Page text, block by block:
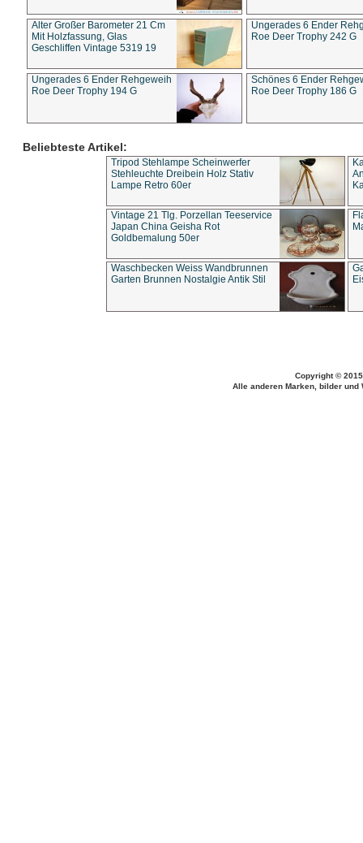
Alter Großer Barometer 21 Cm
Mit Holzfassung, Glas
Geschliffen Vintage 5319 19
Ungerades 6 Ender
Roe Deer Trophy 242 G
Ungerades 6 Ender Rehgeweih
Roe Deer Trophy 194 G
Schönes 6 Ender
Roe Deer Trophy 186 G
Beliebteste Artikel:
Tripod Stehlampe Scheinwerfer
Stehleuchte Dreibein Holz Stativ
Lampe Retro 60er
Vintage 21 Tlg. Porzellan Teeservice
Japan China Geisha Rot
Goldbemalung 50er
Waschbecken Weiss Wandbrunnen
Garten Brunnen Nostalgie Antik Stil
Copyright ©
Alle anderen Marken, bilder und